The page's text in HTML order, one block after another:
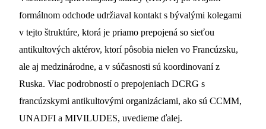
formálnom odchode udržiaval kontakt s bývalými kolegami
v tejto štruktúre, ktorá je priamo prepojená so sieťou
antikultových aktérov, ktorí pôsobia nielen vo Francúzsku,
ale aj medzinárodne, a v súčasnosti sú koordinovaní z
Ruska. Viac podrobností o prepojeniach DCRG s
francúzskymi antikultovými organizáciami, ako sú CCMM,
UNADFI a MIVILUDES, uvedieme ďalej.